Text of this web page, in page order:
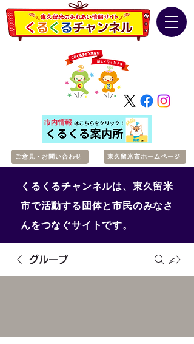
ご意見・お問い合わせ 東久留米市ホームページ
くるくるチャンネルは、東久留米
市で活動する団体と市民のみなさ
んをつなぐサイトです。
グループ